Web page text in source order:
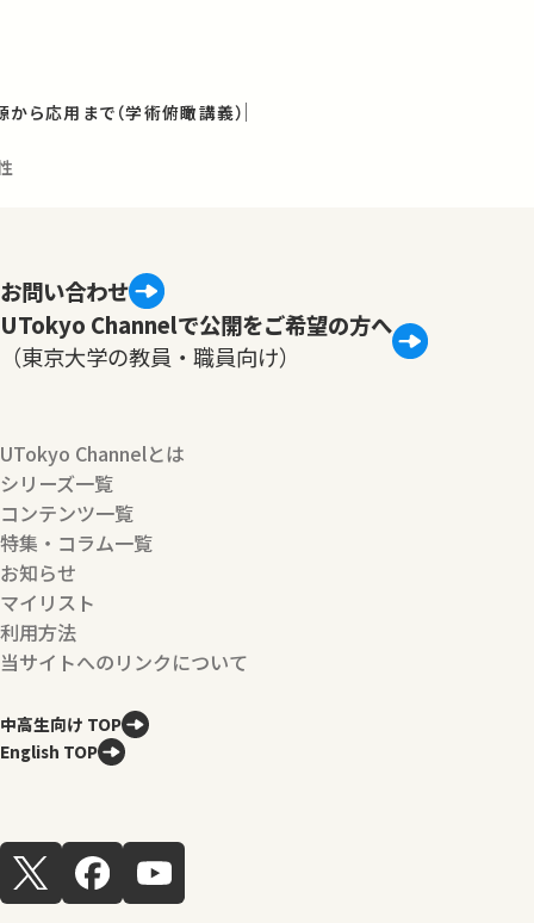
ら応用まで（学術俯瞰講義）
お問い合わせ
UTokyo Channelで公開をご希望の方へ
（東京大学の教員・職員向け）
UTokyo Channelとは
シリーズ一覧
コンテンツ一覧
特集・コラム一覧
お知らせ
マイリスト
利用方法
当サイトへのリンクについて
中高生向け TOP
English TOP